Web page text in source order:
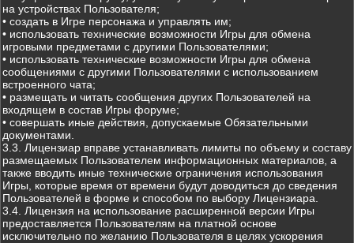
на устройствах Пользователя;
• создать в Игре персонажа и управлять им;
• использовать технические возможности Игры для обмена
игровыми предметами с другими Пользователями;
• использовать технические возможности Игры для обмена
сообщениями с другими Пользователями с использованием
встроенного чата;
• размещать и читать сообщения других Пользователей на
входящем в состав Игры форуме;
• совершать иные действия, допускаемые Обязательными
документами.
3.3. Лицензиар вправе устанавливать лимиты по объему и составу
размещаемых Пользователем информационных материалов, а
также вводить иные технические ограничения использования
Игры, которые время от времени будут доводиться до сведения
Пользователей в форме и способом по выбору Лицензиара.
3.4. Лицензия на использование расширенной версии Игры
предоставляется Пользователям на платной основе
исключительно по желанию Пользователя в целях ускорения